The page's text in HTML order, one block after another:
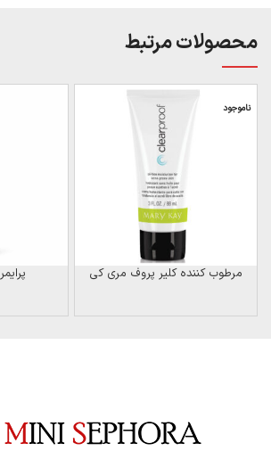
محصولات مرتبط
ناموجود
مرطوب کننده کلیر پروف مری کی